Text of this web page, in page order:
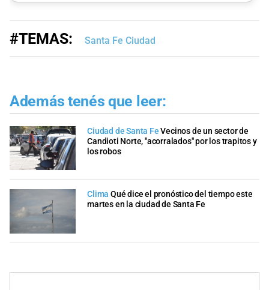
#TEMAS: Santa Fe Ciudad
Además tenés que leer:
Ciudad de Santa Fe Vecinos de un sector de
Candioti Norte, "acorralados" por los trapitos y
los robos
Clima Qué dice el pronóstico del tiempo este
martes en la ciudad de Santa Fe